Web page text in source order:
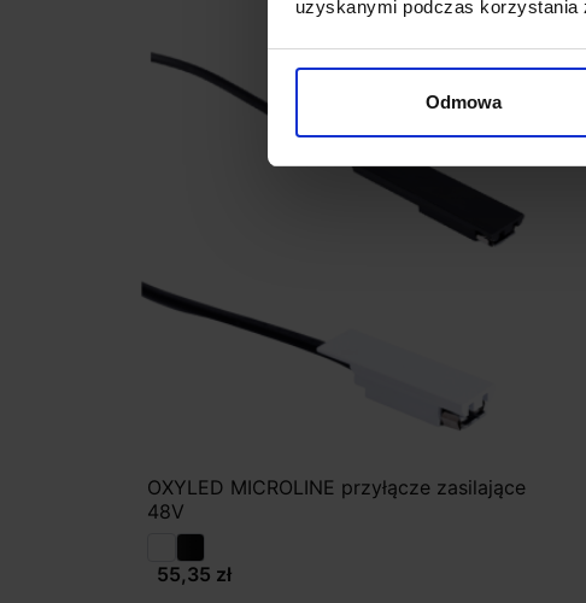
uzyskanymi podczas korzystania
Odmowa
OXYLED MICROLINE przyłącze zasilające
48V
55,35 zł